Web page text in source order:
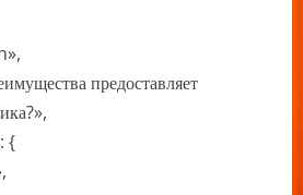
предоставляет
{